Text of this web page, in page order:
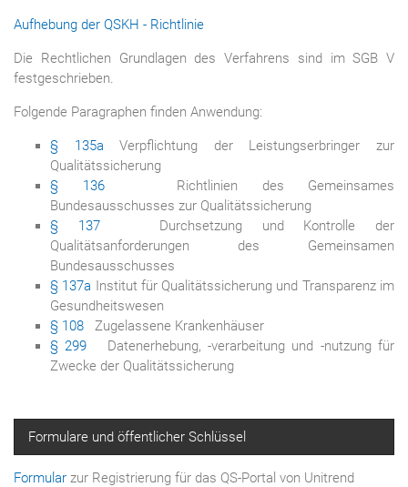
Aufhebung der QSKH - Richtlinie
Die Rechtlichen Grundlagen des Verfahrens sind im SGB V
festgeschrieben.
Folgende Paragraphen finden Anwendung:
§ 135a Verpflichtung der Leistungserbringer zur
Qualitätssicherung
§ 136Richtlinien des Gemeinsames
Bundesausschusses zur Qualitätssicherung
§ 137Durchsetzung und Kontrolle der
Qualitätsanforderungen des Gemeinsamen
Bundesausschusses
§ 137a Institut für Qualitätssicherung und Transparenz im
Gesundheitswesen
§ 108 Zugelassene Krankenhäuser
§ 299 Datenerhebung, -verarbeitung und -nutzung für
Zwecke der Qualitätssicherung
Formulare und öffentlicher Schlüssel
Formular zur Registrierung für das QS-Portal von Unitrend